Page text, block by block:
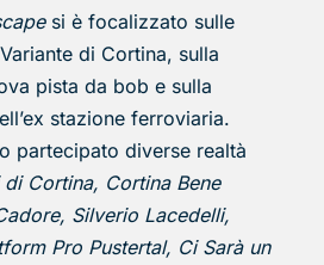
si è focalizzato sulle
di Cortina, sulla
pista da bob e sulla
stazione ferroviaria.
partecipato diverse realtà
di Cortina, Cortina Bene
Silverio Lacedelli,
Pro Pustertal, Ci Sarà un